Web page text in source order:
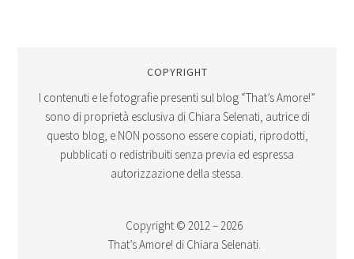
COPYRIGHT
I contenuti e le fotografie presenti sul blog “That’s Amore!”
sono di proprietà esclusiva di Chiara Selenati, autrice di
questo blog, e NON possono essere copiati, riprodotti,
pubblicati o redistribuiti senza previa ed espressa
autorizzazione della stessa.
Copyright © 2012 – 2026
That’s Amore! di Chiara Selenati.